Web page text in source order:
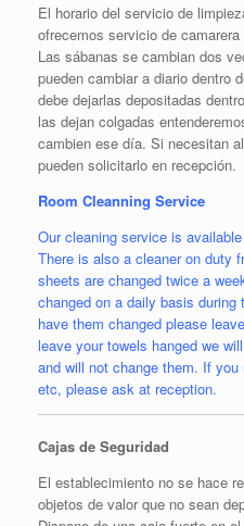
El horario del servicio de
ofrecemos servicio de
Las sábanas se cambian dos
pueden cambiar a diario dentro
debe dejarlas depositadas
las dejan colgadas
cambien ese día. Si necesitan
pueden solicitarlo en recepción.
Room Cleanning Service
Our cleaning service is
There is also a cleaner on duty
sheets are changed twice a
changed on a daily basis
have them changed please
leave your towels hanged we
and will not change them. If
etc, please ask at reception.
Cajas de Seguridad
El establecimiento no se hace
objetos de valor que no sean